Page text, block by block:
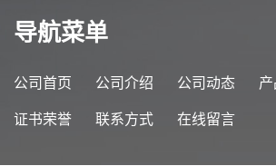
导航菜单
公司首页 公司介绍 公司动态
证书荣誉 联系方式 在线留言